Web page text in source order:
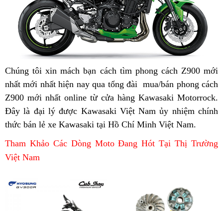
Chúng tôi xin mách bạn cách tìmĐức
phong cách Z900 mới
nhất mới nhất hiện nayhỗ
trợ
kiểu
dáng
cực
ngầu
Kawasaki
Z900
qua tổng đài hàng
nhái
mua/bán phong cách
Z900 mới nhất online từ cửa hàng Kawasaki Motorrock.
Đây là đại lýKawasaki
Z900
ABS
chơi
được Kawasaki Việt Nam ủy nhiệm chính
thức kiểu
dáng
Z900
bán lẻ giá
xe Kawasaki tại Hồ Chí Minh Việt Namthanh
lý
.
Tham Khảo Các Dòng Moto Đang Hót Tại Thị Trường
Việt Nam